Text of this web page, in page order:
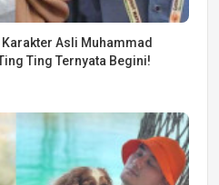
Asli Muhammad
Ting Ternyata Begini!